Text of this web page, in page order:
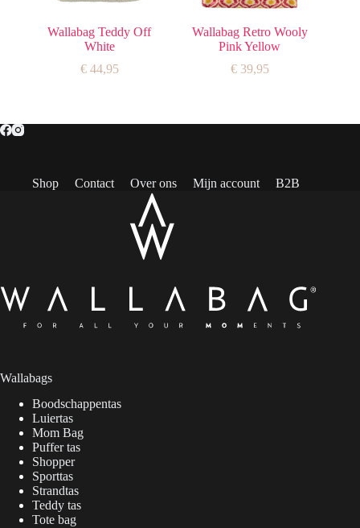
Wallabag Teddy Off
White
€44,95
Wallabag Retro Wooly
Pink Yellow
€39,95
Shop Contact Over ons Mijn account B2B
Wallabags
Boodschappentas
Luiertas
Mom Bag
Puffer tas
Shopper
Sporttas
Strandtas
Teddy tas
Tote bag